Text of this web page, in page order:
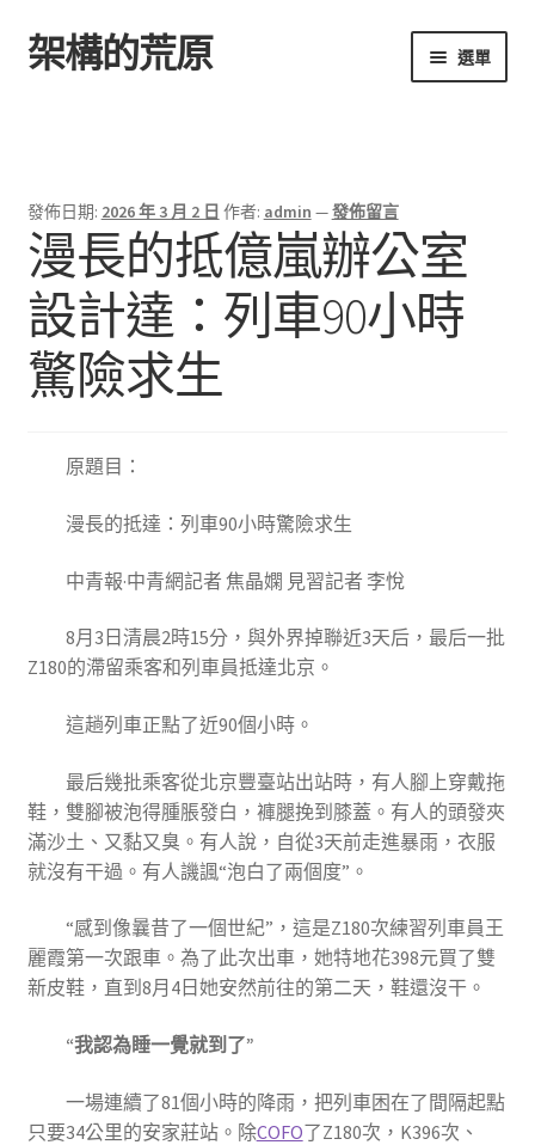
跳
至
跳
至
架構的荒原 選單
發佈日期: 2026 年 3 月 2 日 作者: admin —發佈留言
漫長的抵億嵐辦公室
設計達：列車90小時
驚險求生
原題目：
漫長的抵達：列車90小時驚險求生
中青報·中青網記者 焦晶嫻 見習記者 李悅
8月3日清晨2時15分，與外界掉聯近3天后，最后一批
Z180的滯留乘客和列車員抵達北京。
這趟列車正點了近90個小時。
最后幾批乘客從北京豐臺站出站時，有人腳上穿戴拖
鞋，雙腳被泡得腫脹發白，褲腿挽到膝蓋。有人的頭發夾
滿沙土、又黏又臭。有人說，自從3天前走進暴雨，衣服
就沒有干過。有人譏諷“泡白了兩個度”。
“感到像曩昔了一個世紀”，這是Z180次練習列車員王
麗霞第一次跟車。為了此次出車，她特地花398元買了雙
新皮鞋，直到8月4日她安然前往的第二天，鞋還沒干。
“我認為睡一覺就到了”
一場連續了81個小時的降雨，把列車困在了間隔起點
只要34公里的安家莊站。除COFO了Z180次，K396次、